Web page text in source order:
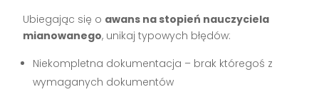
Ubiegając się o awans na stopień nauczyciela
mianowanego, unikaj typowych błędów:
Niekompletna dokumentacja – brak któregoś z
wymaganych dokumentów